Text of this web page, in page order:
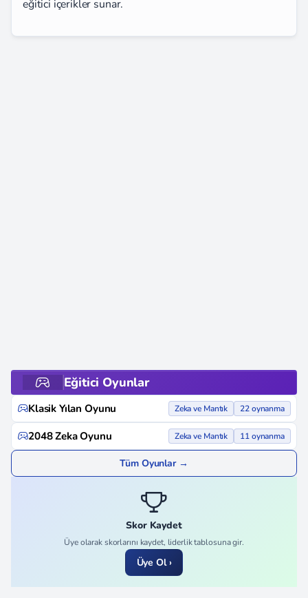
eğitici içerikler sunar.
Eğitici Oyunlar
Klasik Yılan Oyunu Zeka ve Mantık 22 oynanma
2048 Zeka Oyunu Zeka ve Mantık 11 oynanma
Tüm Oyunlar →
Skor Kaydet
Üye olarak skorlarını kaydet, liderlik tablosuna gir.
Üye Ol ›